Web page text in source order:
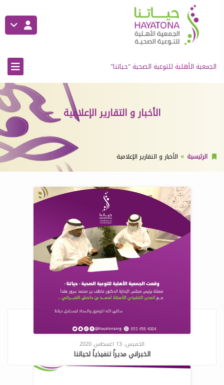
الجمعية الأهلية للتوعية الصحية "حياتنا"
الأخبار و التقارير الإعلامية
الرئيسية الأخبار و التقارير الإعلامية
الخميس، 13 اغسطس 2020
الخبراني مديراً تنفيذياً لحياتنا